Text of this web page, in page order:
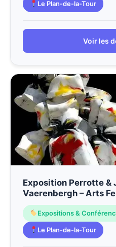
Le Plan-de-la-Tour
Voir les
Exposition Perrotte &
Vaerenbergh – Arts
Expositions &
Le Plan-de-la-Tour